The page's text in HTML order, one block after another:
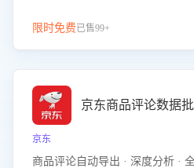
限时免费已售99+
京东商品评论数据
京东
商品评论自动导出 · 深度分析 ·